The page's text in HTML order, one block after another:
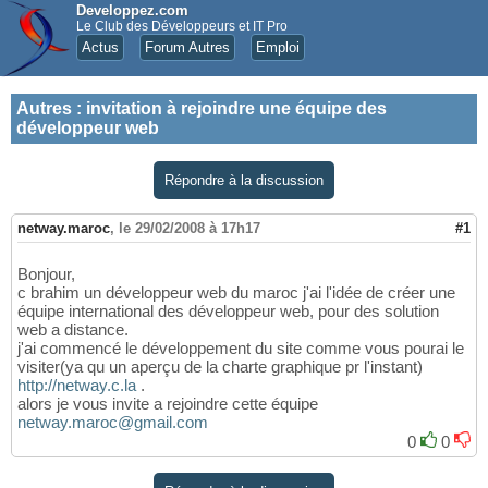
Developpez.com
Le Club des Développeurs et IT Pro
Actus Forum Autres Emploi
Autres : invitation à rejoindre une équipe des
développeur web
Répondre à la discussion
netway.maroc, le 29/02/2008 à 17h17 #1
Bonjour,
c brahim un développeur web du maroc j'ai l'idée de créer une
équipe international des développeur web, pour des solution
web a distance.
j'ai commencé le développement du site comme vous pourai le
visiter(ya qu un aperçu de la charte graphique pr l'instant)
http://netway.c.la .
alors je vous invite a rejoindre cette équipe
netway.maroc@gmail.com
0
0